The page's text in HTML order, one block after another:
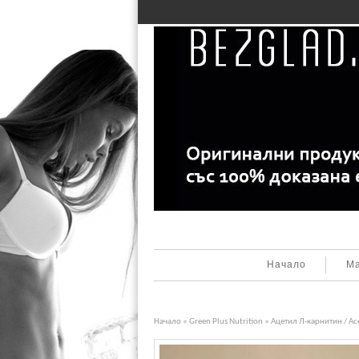
Начало
Начало » Green Plus Nutrition » Ацетил Л-карнитин /